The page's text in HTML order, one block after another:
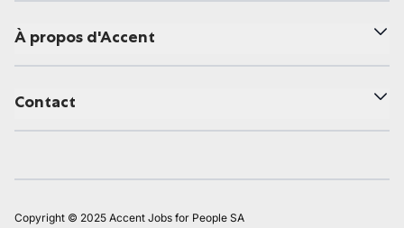
À propos d'Accent
Contact
Copyright © 2025 Accent Jobs for People SA